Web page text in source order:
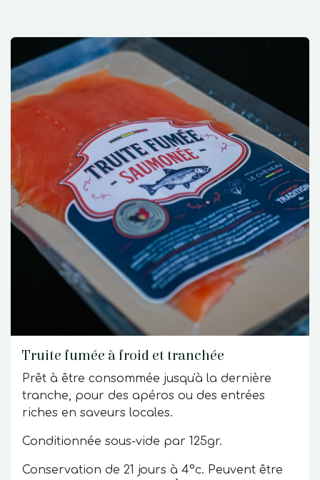
Truite fumée à froid et tranchée
Prêt à être consommée jusqu'à la dernière
tranche, pour des apéros ou des entrées
riches en saveurs locales.
Conditionnée sous-vide par 125gr.
Conservation de 21 jours à 4°c. Peuvent être